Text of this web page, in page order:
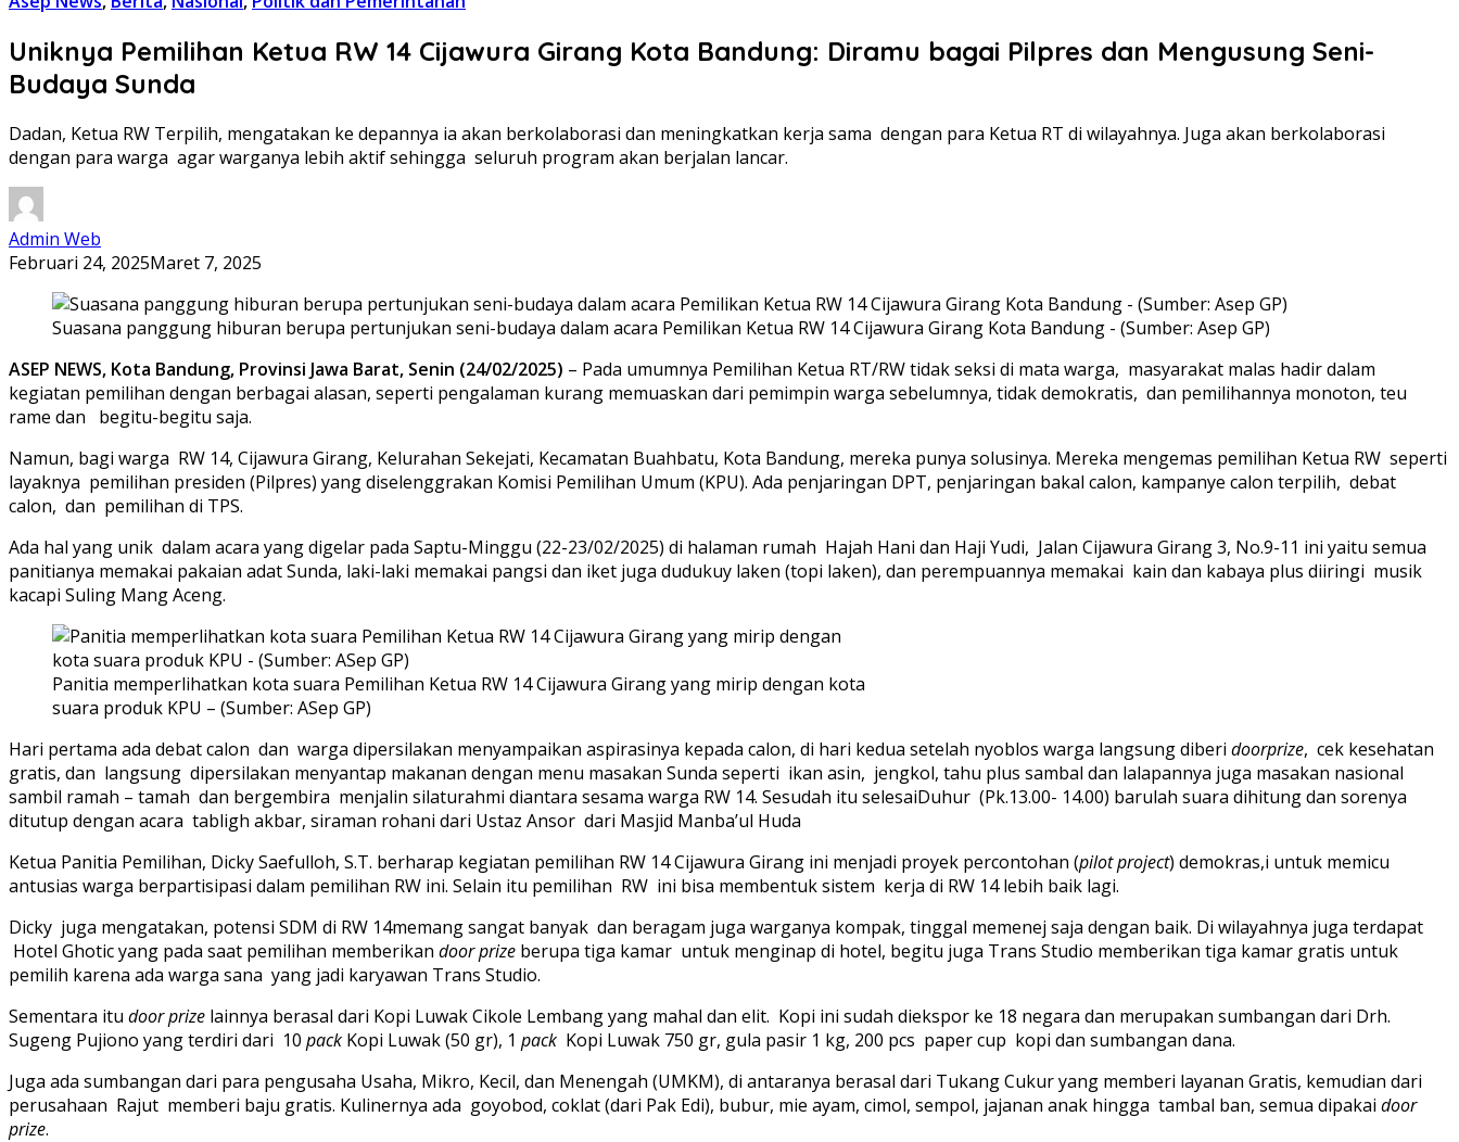
Uniknya Pemilihan Ketua RW 14 Cijawura Girang Kota Bandung: Diramu bagai Pilpres dan Mengusung Seni-
Budaya Sunda
Dadan, Ketua RW Terpilih, mengatakan ke depannya ia akan berkolaborasi dan meningkatkan kerja sama dengan para Ketua RT di wilayahnya. Juga akan berkolaborasi
dengan para warga agar warganya lebih aktif sehingga seluruh program akan berjalan lancar.
Admin Web
Februari 24, 2025Maret 7, 2025
Suasana panggung hiburan berupa pertunjukan seni-budaya dalam acara Pemilikan Ketua RW 14 Cijawura Girang Kota Bandung - (Sumber: Asep GP)
ASEP NEWS, Kota Bandung, Provinsi Jawa Barat, Senin (24/02/2025) – Pada umumnya Pemilihan Ketua RT/RW tidak seksi di mata warga, masyarakat malas hadir dalam
kegiatan pemilihan dengan berbagai alasan, seperti pengalaman kurang memuaskan dari pemimpin warga sebelumnya, tidak demokratis, dan pemilihannya monoton, teu
rame dan begitu-begitu saja.
Namun, bagi warga RW 14, Cijawura Girang, Kelurahan Sekejati, Kecamatan Buahbatu, Kota Bandung, mereka punya solusinya. Mereka mengemas pemilihan Ketua RW seperti
layaknya pemilihan presiden (Pilpres) yang diselenggrakan Komisi Pemilihan Umum (KPU). Ada penjaringan DPT, penjaringan bakal calon, kampanye calon terpilih, debat
calon, dan pemilihan di TPS.
Ada hal yang unik dalam acara yang digelar pada Saptu-Minggu (22-23/02/2025) di halaman rumah Hajah Hani dan Haji Yudi, Jalan Cijawura Girang 3, No.9-11 ini yaitu semua
panitianya memakai pakaian adat Sunda, laki-laki memakai pangsi dan iket juga dudukuy laken (topi laken), dan perempuannya memakai kain dan kabaya plus diiringi musik
kacapi Suling Mang Aceng.
Panitia memperlihatkan kota suara Pemilihan Ketua RW 14 Cijawura Girang yang mirip dengan kota
suara produk KPU – (Sumber: ASep GP)
Hari pertama ada debat calon dan warga dipersilakan menyampaikan aspirasinya kepada calon, di hari kedua setelah nyoblos warga langsung diberi doorprize, cek kesehatan
gratis, dan langsung dipersilakan menyantap makanan dengan menu masakan Sunda seperti ikan asin, jengkol, tahu plus sambal dan lalapannya juga masakan nasional
sambil ramah – tamah dan bergembira menjalin silaturahmi diantara sesama warga RW 14. Sesudah itu selesaiDuhur (Pk.13.00- 14.00) barulah suara dihitung dan sorenya
ditutup dengan acara tabligh akbar, siraman rohani dari Ustaz Ansor dari Masjid Manba’ul Huda
Ketua Panitia Pemilihan, Dicky Saefulloh, S.T. berharap kegiatan pemilihan RW 14 Cijawura Girang ini menjadi proyek percontohan (pilot project) demokras,i untuk memicu
antusias warga berpartisipasi dalam pemilihan RW ini. Selain itu pemilihan RW ini bisa membentuk sistem kerja di RW 14 lebih baik lagi.
Dicky juga mengatakan, potensi SDM di RW 14memang sangat banyak dan beragam juga warganya kompak, tinggal memenej saja dengan baik. Di wilayahnya juga terdapat
Hotel Ghotic yang pada saat pemilihan memberikan door prize berupa tiga kamar untuk menginap di hotel, begitu juga Trans Studio memberikan tiga kamar gratis untuk
pemilih karena ada warga sana yang jadi karyawan Trans Studio.
Sementara itu door prize lainnya berasal dari Kopi Luwak Cikole Lembang yang mahal dan elit. Kopi ini sudah diekspor ke 18 negara dan merupakan sumbangan dari Drh.
Sugeng Pujiono yang terdiri dari 10 pack Kopi Luwak (50 gr), 1 pack Kopi Luwak 750 gr, gula pasir 1 kg, 200 pcs paper cup kopi dan sumbangan dana.
Juga ada sumbangan dari para pengusaha Usaha, Mikro, Kecil, dan Menengah (UMKM), di antaranya berasal dari Tukang Cukur yang memberi layanan Gratis, kemudian dari
perusahaan Rajut memberi baju gratis. Kulinernya ada goyobod, coklat (dari Pak Edi), bubur, mie ayam, cimol, sempol, jajanan anak hingga tambal ban, semua dipakai door
prize.